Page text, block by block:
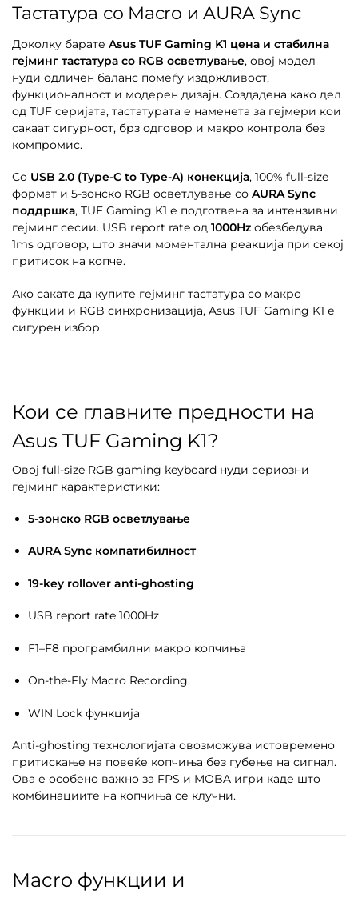
Тастатура со Macro и AURA Sync
Доколку барате Asus TUF Gaming K1 цена и стабилна
гејминг тастатура со RGB осветлување, овој модел
нуди одличен баланс помеѓу издржливост,
функционалност и модерен дизајн. Создадена како дел
од TUF серијата, тастатурата е наменета за гејмери кои
сакаат сигурност, брз одговор и макро контрола без
компромис.
Со USB 2.0 (Type-C to Type-A) конекција, 100% full-size
формат и 5-зонско RGB осветлување со AURA Sync
поддршка, TUF Gaming K1 е подготвена за интензивни
гејминг сесии. USB report rate од 1000Hz обезбедува
1ms одговор, што значи моментална реакција при секој
притисок на копче.
Ако сакате да купите гејминг тастатура со макро
функции и RGB синхронизација, Asus TUF Gaming K1 е
сигурен избор.
Кои се главните предности на
Asus TUF Gaming K1?
Овој full-size RGB gaming keyboard нуди сериозни
гејминг карактеристики:
5-зонско RGB осветлување
AURA Sync компатибилност
19-key rollover anti-ghosting
USB report rate 1000Hz
F1–F8 програмбилни макро копчиња
On-the-Fly Macro Recording
WIN Lock функција
Anti-ghosting технологијата овозможува истовремено
притискање на повеќе копчиња без губење на сигнал.
Ова е особено важно за FPS и MOBA игри каде што
комбинациите на копчиња се клучни.
Macro функции и